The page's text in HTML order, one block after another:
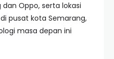
Oppo, serta lokasi
pusat kota Semarang,
masa depan ini